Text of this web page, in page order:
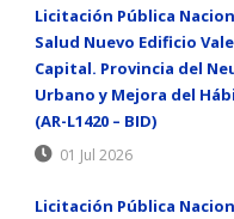
Licitación Pública
Salud Nuevo Edificio
Capital. Provincia del
Urbano y Mejora del
(AR-L1420 – BID)
01 Jul 2026
Licitación Pública